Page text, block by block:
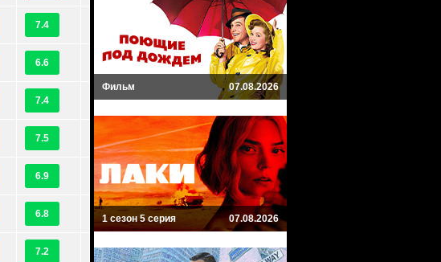
7.4
6.6
7.4
7.5
6.9
6.8
7.2
Фильм 07.08.2026
1 сезон 5 серия 07.08.2026